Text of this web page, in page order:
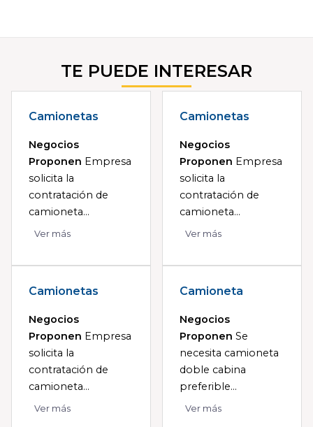
TE PUEDE INTERESAR
Camionetas
Negocios
Proponen Empresa
solicita la
contratación de
camioneta...
Ver más
Camionetas
Negocios
Proponen Empresa
solicita la
contratación de
camioneta...
Ver más
Camionetas
Negocios
Proponen Empresa
solicita la
contratación de
camioneta...
Ver más
Camioneta
Negocios
Proponen Se
necesita camioneta
doble cabina
preferible...
Ver más